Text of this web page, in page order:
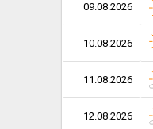
09.08.2026
10.08.2026
11.08.2026
12.08.2026